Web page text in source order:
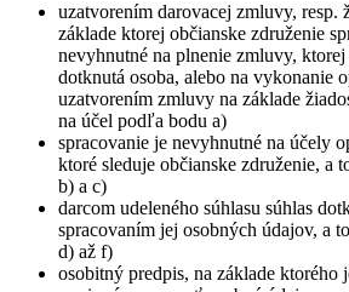
uzatvorením darovacej zmluvy, resp.
základe ktorej občianske združenie
nevyhnutné na plnenie zmluvy,
dotknutá osoba, alebo na vykonanie
uzatvorením zmluvy na základe
na účel podľa bodu a)
spracovanie je nevyhnutné na účely
ktoré sleduje občianske združenie, a
b) a c)
darcom udeleného súhlasu súhlas
spracovaním jej osobných údajov, a
d) až f)
osobitný predpis, na základe ktorého